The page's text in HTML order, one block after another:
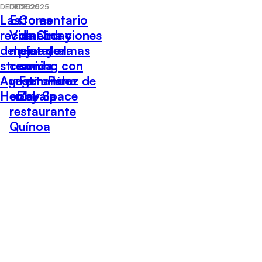
DE 2025
Las
recomendaciones
del cine y el
streaming con
Agustín Pérez de
Hobby Space
DE 2025
Esto es
Vida: Lo
mejor de la
comida
vegetariana
en el
restaurante
Quínoa
DE 2025
Comentario
de Cine y
plataformas
con
Fernando
Zavala